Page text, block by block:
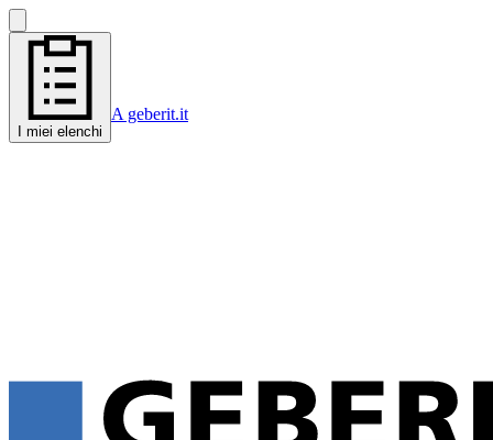
I miei elenchi
A geberit.it